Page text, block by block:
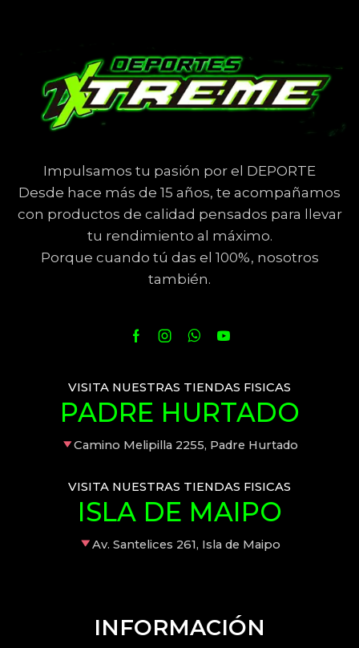
Impulsamos tu pasión por el DEPORTE
Desde hace más de 15 años, te acompañamos
con productos de calidad pensados para llevar
tu rendimiento al máximo.
Porque cuando tú das el 100%, nosotros
también.
VISITA NUESTRAS TIENDAS FISICAS
PADRE HURTADO
Camino Melipilla 2255, Padre Hurtado
VISITA NUESTRAS TIENDAS FISICAS
ISLA DE MAIPO
Av. Santelices 261, Isla de Maipo
INFORMACIÓN